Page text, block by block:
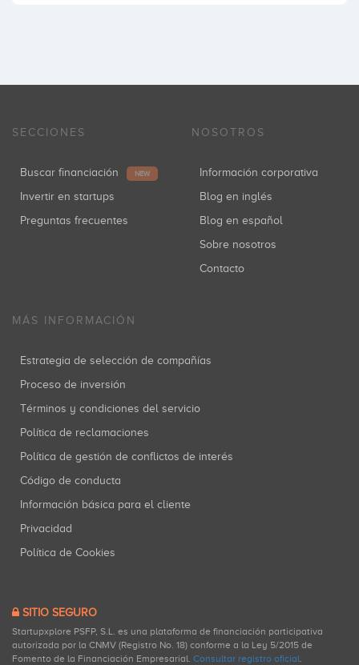
SECCIONES
Buscar financiación NEW
Invertir en startups
Preguntas frecuentes
NOSOTROS
Información corporativa
Blog en inglés
Blog en español
Sobre nosotros
Contacto
MÁS INFORMACIÓN
Estrategia de selección de compañías
Proceso de inversión
Términos y condiciones del servicio
Política de reclamaciones
Política de gestión de conflictos de interés
Código de conducta
Información básica para el cliente
Privacidad
Política de Cookies
SITIO SEGURO
Startupxplore PSFP, S.L. es una plataforma de financiación participativa
autorizada por la CNMV (Registro No. 18) conforme a la Ley 5/2015 de
Fomento de la Financiación Empresarial. Consultar registro oficial.